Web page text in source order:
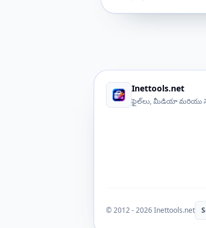
Inettools.net
ఫైల్‌లు, మీడియా మరియు
© 2012 - 2026 Inettools.net